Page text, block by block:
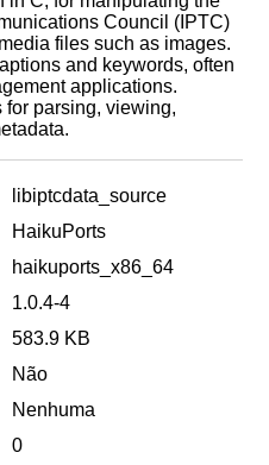
Council (IPTC)
files such as images.
and keywords, often
applications.
parsing, viewing,
libiptcdata_source
HaikuPorts
haikuports_x86_64
1.0.4-4
583.9 KB
Não
Nenhuma
0